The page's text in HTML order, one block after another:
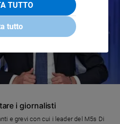
i giornalisti
e grevi con cui i leader del M5s Di
TUTTO
tutto